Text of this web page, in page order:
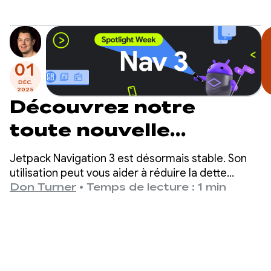
Android Show |
XR Edition
01
DÉC.
2025
Découvrez notre
toute nouvelle
bibliothèque
Jetpack Navigation
avec la semaine
Jetpack Navigation 3 est désormais stable. Son
utilisation peut vous aider à réduire la dette
technique, à mieux séparer les préoccupations, à
Don Turner • Temps de lecture : 1 min